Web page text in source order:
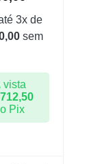
vista
Pix
3x de
sem